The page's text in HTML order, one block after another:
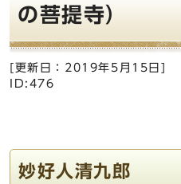
の菩提寺）
[更新日： 2019年5月15日
ID:476
妙好人清九郎